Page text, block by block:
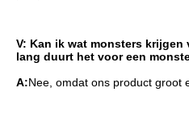
V: Kan ik wat monsters
lang duurt het voor een
A:Nee, omdat ons product groot